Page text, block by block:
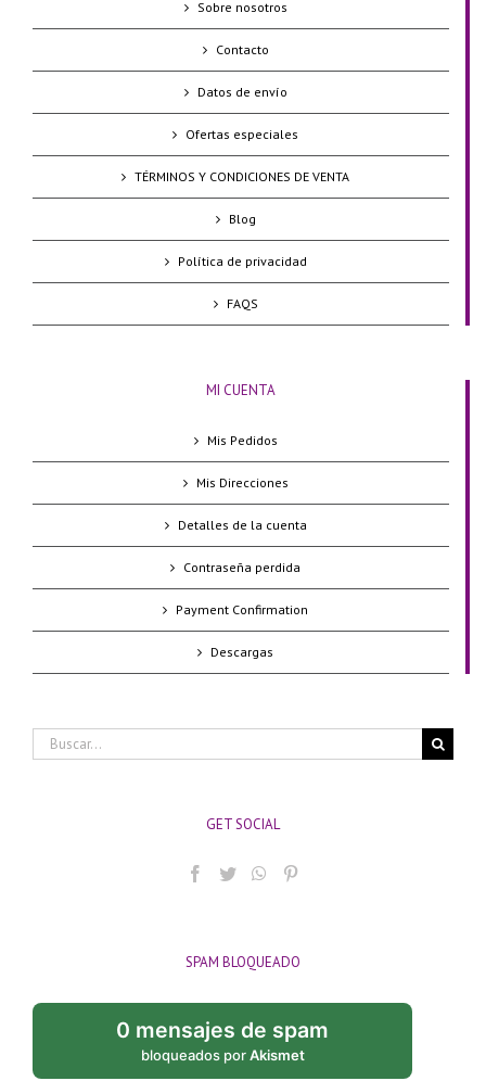
Sobre nosotros
Contacto
Datos de envío
Ofertas especiales
TÉRMINOS Y CONDICIONES DE VENTA
Blog
Política de privacidad
FAQS
MI CUENTA
Mis Pedidos
Mis Direcciones
Detalles de la cuenta
Contraseña perdida
Payment Confirmation
Descargas
Buscar:
GET SOCIAL
SPAM BLOQUEADO
0 mensajes de spam
bloqueados porAkismet